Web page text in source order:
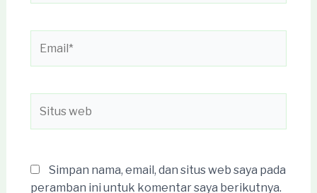
web
Simpan nama, email, dan situs web saya pada
peramban ini untuk komentar saya berikutnya.